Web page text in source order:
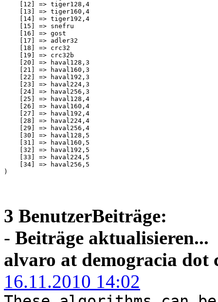
    [12] => tiger128,4
    [13] => tiger160,4
    [14] => tiger192,4
    [15] => snefru
    [16] => gost
    [17] => adler32
    [18] => crc32
    [19] => crc32b
    [20] => haval128,3
    [21] => haval160,3
    [22] => haval192,3
    [23] => haval224,3
    [24] => haval256,3
    [25] => haval128,4
    [26] => haval160,4
    [27] => haval192,4
    [28] => haval224,4
    [29] => haval256,4
    [30] => haval128,5
    [31] => haval160,5
    [32] => haval192,5
    [33] => haval224,5
    [34] => haval256,5
3 BenutzerBeiträge:
- Beiträge aktualisieren...
alvaro at demogracia dot
16.11.2010 14:02